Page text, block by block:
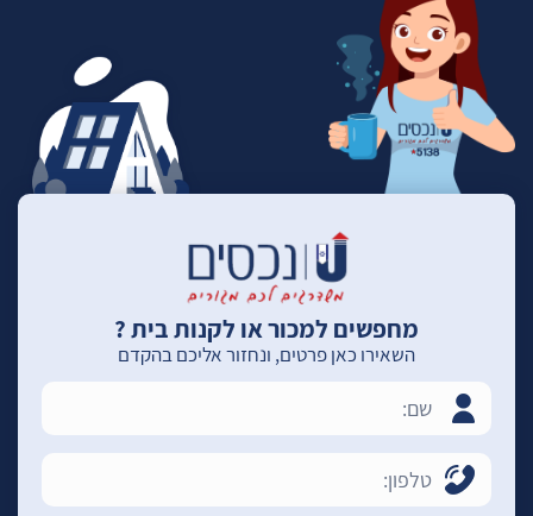
מחפשים למכור או לקנות בית ?
השאירו כאן פרטים, ונחזור אליכם בהקדם